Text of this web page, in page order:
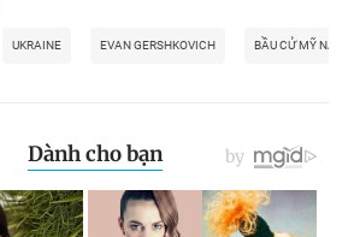
UKRAINE EVAN GERSHKOVICH BẦU CỬ MỸ NĂM